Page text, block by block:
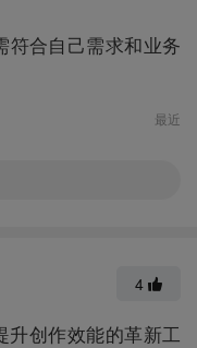
符合自己需求和业务
最近
4
升创作效能的革新工